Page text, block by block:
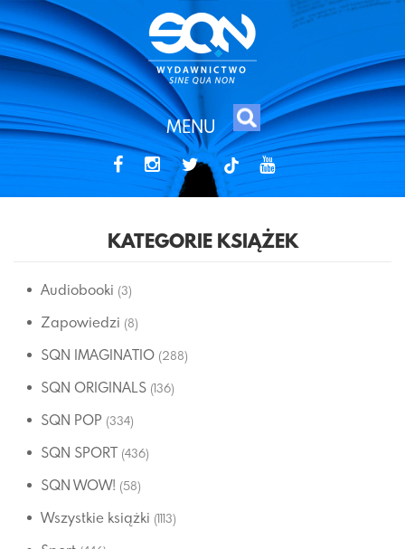
MENU
tiktok
KATEGORIE KSIĄŻEK
Audiobooki (3)
Zapowiedzi (8)
SQN IMAGINATIO (288)
SQN ORIGINALS (136)
SQN POP (334)
SQN SPORT (436)
SQN WOW! (58)
Wszystkie książki (1113)